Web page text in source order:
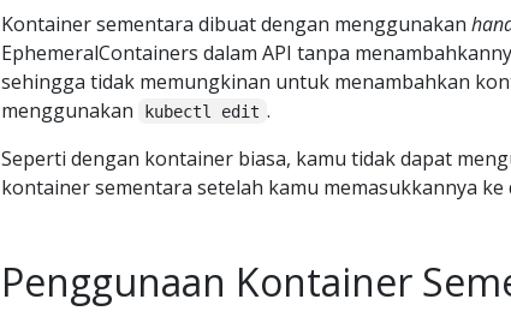
Kontainer sementara dibuat dengan menggunakan
EphemeralContainers dalam API tanpa
sehingga tidak memungkinan untuk menambahkan
menggunakan
kubectl edit .
Seperti dengan kontainer biasa, kamu tidak dapat
kontainer sementara setelah kamu memasukkannya ke
Penggunaan Kontainer